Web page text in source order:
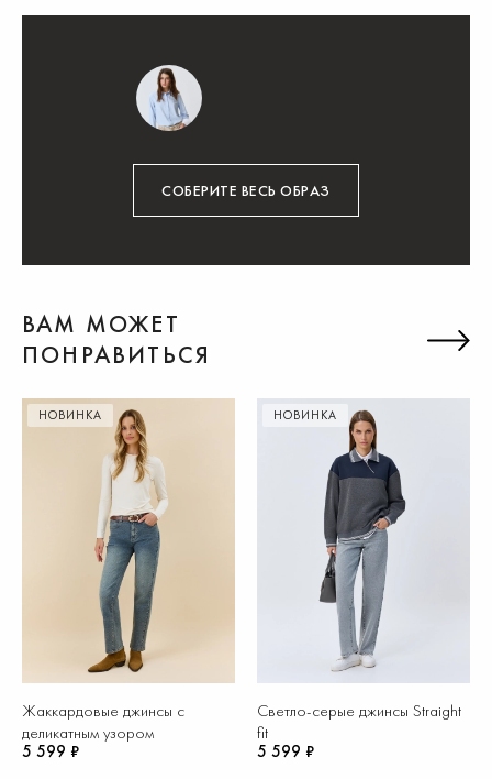
СОБЕРИТЕ ВЕСЬ ОБРАЗ
ВАМ МОЖЕТ
ПОНРАВИТЬСЯ
НОВИНКА
Жаккардовые джинсы с
деликатным узором
5 599 ₽
НОВИНКА
Светло-серые джинсы Straight
fit
5 599 ₽